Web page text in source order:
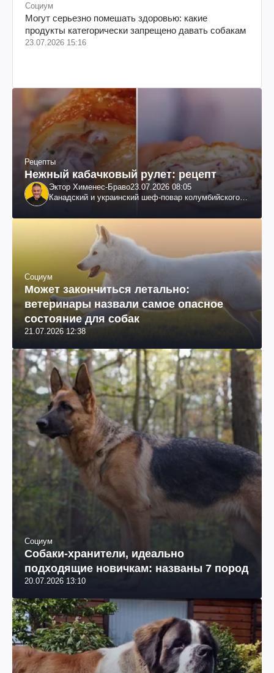
Социум
Могут серьезно помешать здоровью: какие
продукты категорически запрещено давать собакам
23.07.2026 15:16
Рецепты
Нежный кабачковый рулет: рецепт
Эктор Хименес-Браво23.07.2026 08:05
Канадский и украинский шеф-повар колумбийского
Социум
Может закончиться летально:
ветеринары назвали самое опасное
состояние для собак
21.07.2026 12:38
Социум
Собаки-хранители, идеально
подходящие новичкам: названы 7 пород
20.07.2026 13:10